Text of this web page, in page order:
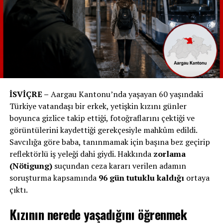
zayıflatılıyor”
Birçok kullanıcı, projenin “toplumsal ayrışmayı teşvik
ettiğini” savundu.
Els Trutmann isimli bir kullanıcı şöyle yazdı:
“Bazı Müslüman erkekler
biz Müslüman olmayan
kadınları değersiz hatta av
olarak görüyor. Çünkü
onların inancında kadınlar
erkeklerle eşit haklara
sahip değil. Kadınların
zorunda kalması bir utanç.
İSVİÇRE – Aargau Kantonu’nda yaşayan 60 yaşındaki
Türkiye vatandaşı bir erkek, yetişkin kızını günler
boyunca gizlice takip ettiği, fotoğraflarını çektiği ve
görüntülerini kaydettiği gerekçesiyle mahkûm edildi.
Savcılığa göre baba, tanınmamak için başına bez geçirip
reflektörlü iş yeleği dahi giydi. Hakkında zorlama
(Nötigung)suçundan ceza kararı verilen adamın
soruşturma kapsamında 96 gün tutuklu kaldığıortaya
çıktı.
Kızının nerede yaşadığını öğrenmek